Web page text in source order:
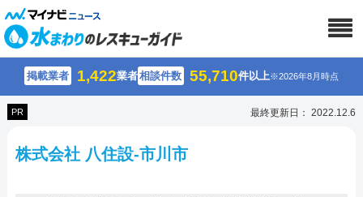
掲載業者 1,422業者相談件数 55,710件以上※2026年8月時点
PR 最終更新日： 2022.12.6
株式会社 八住設-市川市